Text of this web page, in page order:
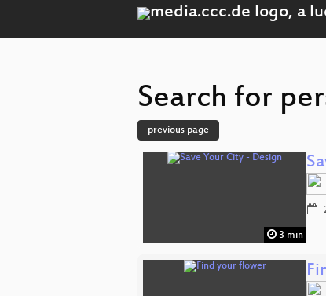
Search for
previous page
3 min